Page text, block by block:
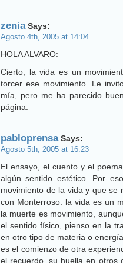
zeniaSays:
Agosto 4th, 2005 at 14:04
HOLA ALVARO:
Cierto, la vida es un
torcer ese movimiento. Le
mía, pero me ha parecido
página.
pabloprensaSays:
Agosto 5th, 2005 at 16:23
El ensayo, el cuento y el
algún sentido estético. Por
movimiento de la vida y que se
con Monterroso: la vida es un
la muerte es movimiento,
el sentido físico, pienso en la
en otro tipo de materia o
es el comienzo de otra
el recuerdo, su huella en otros